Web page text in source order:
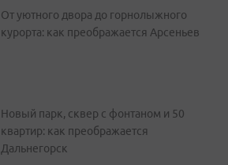
От уютного двора до горнолыжного
курорта: как преображается Арсеньев
Новый парк, сквер с фонтаном и 50
квартир: как преображается
Дальнегорск